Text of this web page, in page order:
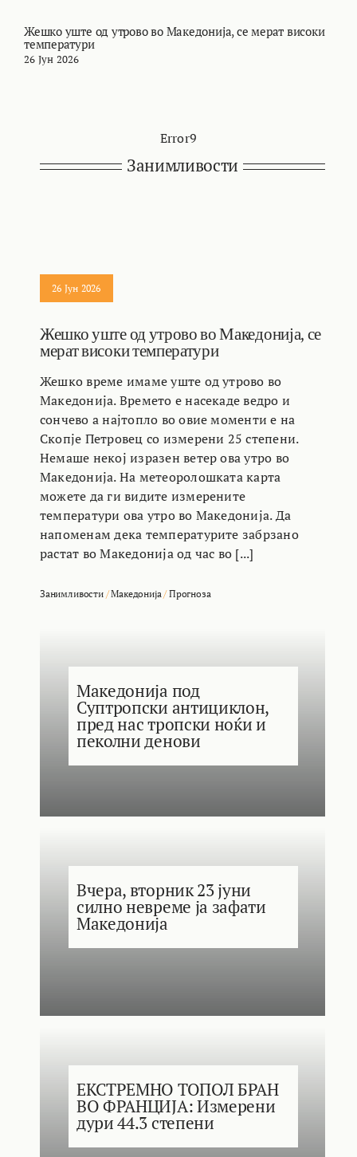
Жешко уште од утрово во Македонија, се мерат високи
температури
26 Јун 2026
Error9
Занимливости
26 Јун 2026
Жешко уште од утрово во Македонија, се
мерат високи температури
Жешко време имаме уште од утрово во
Македонија. Времето е насекаде ведро и
сончево а најтопло во овие моменти е на
Скопје Петровец со измерени 25 степени.
Немаше некој изразен ветер ова утро во
Македонија. На метеоролошката карта
можете да ги видите измерените
температури ова утро во Македонија. Да
напоменам дека температурите забрзано
растат во Македонија од час во [...]
Занимливости/Македонија /Прогноза
Македонија под
Суптропски антициклон,
пред нас тропски ноќи и
пеколни денови
Вчера, вторник 23 јуни
силно невреме ја зафати
Македонија
ЕКСТРЕМНО ТОПОЛ БРАН
ВО ФРАНЦИЈА: Измерени
дури 44.3 степени